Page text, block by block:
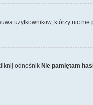
użytkowników, którzy nic nie
odnośnik Nie pamiętam